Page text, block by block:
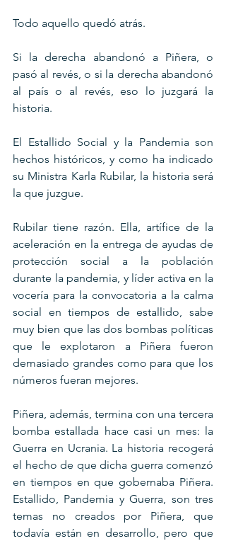
Todo aquello quedó atrás.
Si la derecha abandonó a Piñera, o
pasó al revés, o si la derecha abandonó
al país o al revés, eso lo juzgará la
historia.
El Estallido Social y la Pandemia son
hechos históricos, y como ha indicado
su Ministra Karla Rubilar, la historia será
la que juzgue.
Rubilar tiene razón. Ella, artífice de la
aceleración en la entrega de ayudas de
protección social a la población
durante la pandemia, y líder activa en la
vocería para la convocatoria a la calma
social en tiempos de estallido, sabe
muy bien que las dos bombas políticas
que le explotaron a Piñera fueron
demasiado grandes como para que los
números fueran mejores.
Piñera, además, termina con una tercera
bomba estallada hace casi un mes: la
Guerra en Ucrania. La historia recogerá
el hecho de que dicha guerra comenzó
en tiempos en que gobernaba Piñera.
Estallido, Pandemia y Guerra, son tres
temas no creados por Piñera, que
todavía están en desarrollo, pero que